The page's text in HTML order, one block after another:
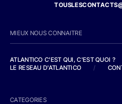
MIEUX NOUS CONNAITRE
ATLANTICO C'EST QUI, C'EST QUOI ?
LE RESEAU D'ATLANTICO
/
CATEGORIES